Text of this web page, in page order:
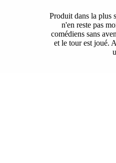
Produit dans la plus
n'en reste pas
comédiens sans
et le tour est joué.